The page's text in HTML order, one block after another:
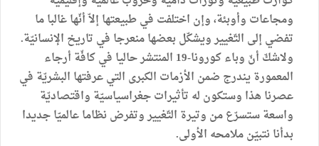
ومجاعات وأوبئة، وإن اختلفت في طبيعتها إلاّ أنّها غالبا ما
تفضي إلى التّغيير ويشكّل بعضها منعرجا في تاريخ الإنسانيّة.
ولاشكّ أنّ وباء كورونا-19 المنتشر حاليا في كافّة أرجاء
المعمورة يندرج ضمن الأزمات الكبرى التي عرفتها البشريّة في
عصرنا هذا وستكون له تأثيرات جغراسياسيّة واقتصاديّة
واسعة ستسرّع من وتيرة التّغيير وتفرض نظاما عالميّا جديدا
بدأنا نتبيّن ملامحه الأولى.